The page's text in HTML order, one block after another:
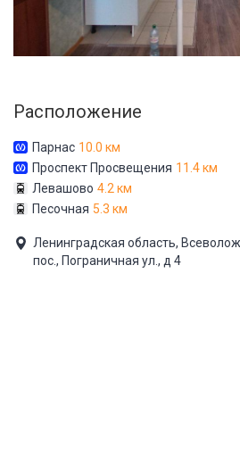
Расположение
Парнас 10.0 км
Проспект Просвещения 11.4 км
Левашово 4.2 км
Песочная 5.3 км
Ленинградская область,
пос., Пограничная ул., д 4